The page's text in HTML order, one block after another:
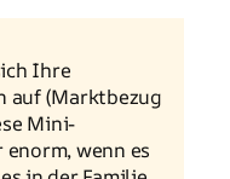
Ihre
auf (Marktbezug
Mini-
wenn es